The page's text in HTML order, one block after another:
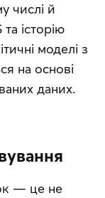
числі й
історію
моделі з
на основі
даних.
— це не